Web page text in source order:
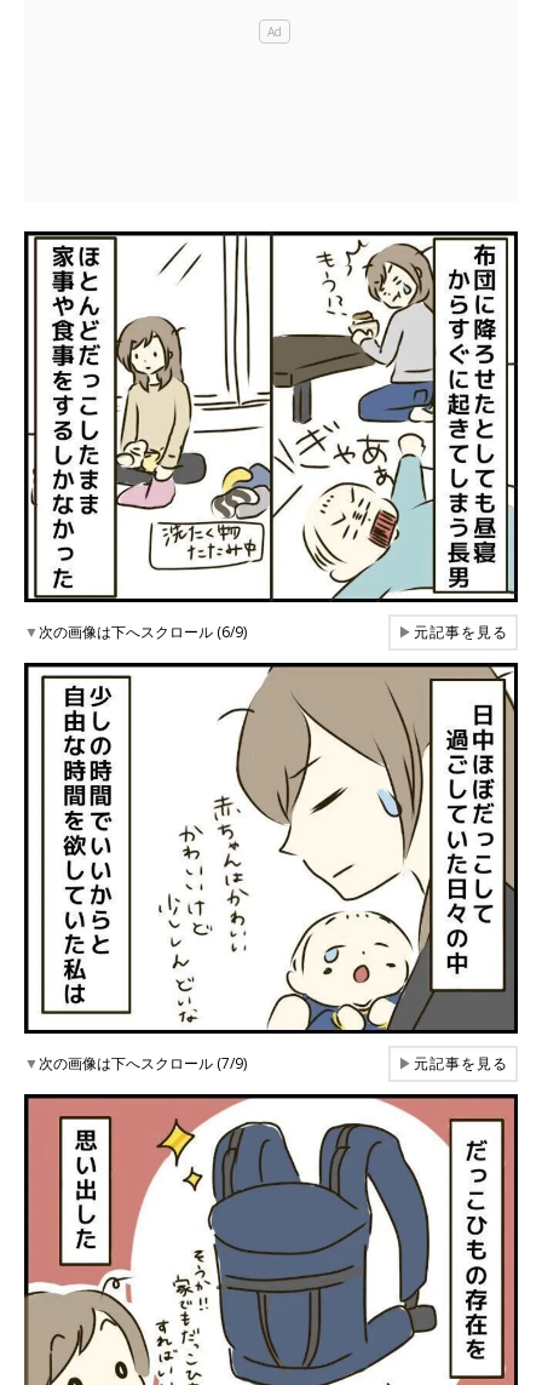
▼次の画像は下へスクロール (6/9) ▶元記事を見る
▼次の画像は下へスクロール (7/9) ▶元記事を見る